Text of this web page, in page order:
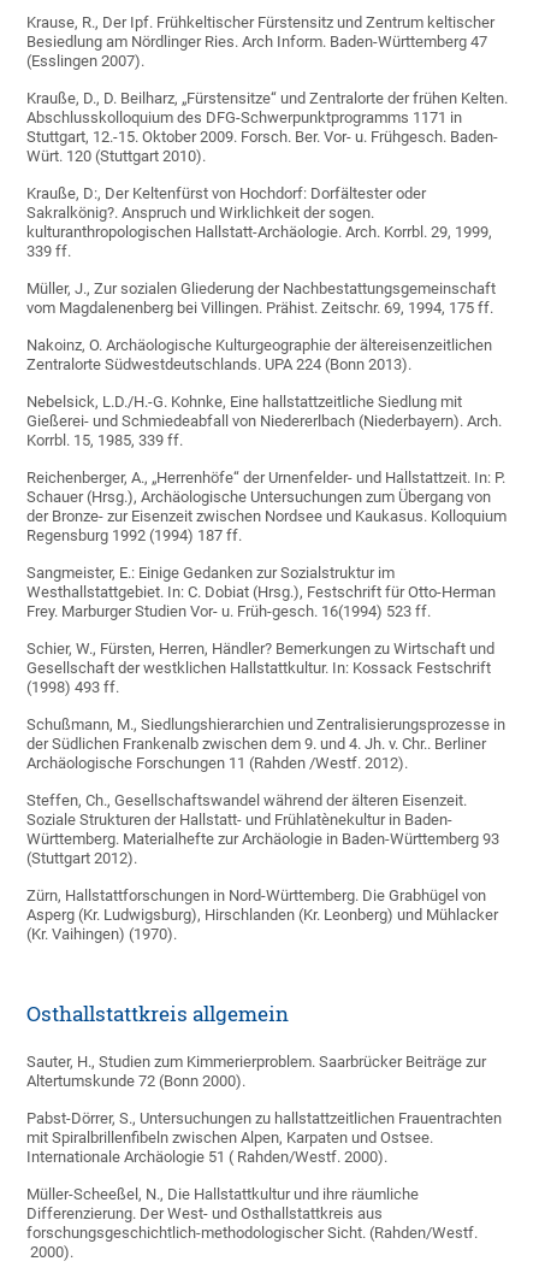
Krause, R., Der Ipf. Frühkeltischer Fürstensitz und Zentrum keltischer
Besiedlung am Nördlinger Ries. Arch Inform. Baden-Württemberg 47
(Esslingen 2007).
Krauße, D., D. Beilharz, „Fürstensitze“ und Zentralorte der frühen Kelten.
Abschlusskolloquium des DFG-Schwerpunktprogramms 1171 in
Stuttgart, 12.-15. Oktober 2009. Forsch. Ber. Vor- u. Frühgesch. Baden-
Würt. 120 (Stuttgart 2010).
Krauße, D:, Der Keltenfürst von Hochdorf: Dorfältester oder
Sakralkönig?. Anspruch und Wirklichkeit der sogen.
kulturanthropologischen Hallstatt-Archäologie. Arch. Korrbl. 29, 1999,
339 ff.
Müller, J., Zur sozialen Gliederung der Nachbestattungsgemeinschaft
vom Magdalenenberg bei Villingen. Prähist. Zeitschr. 69, 1994, 175 ff.
Nakoinz, O. Archäologische Kulturgeographie der ältereisenzeitlichen
Zentralorte Südwestdeutschlands. UPA 224 (Bonn 2013).
Nebelsick, L.D./H.-G. Kohnke, Eine hallstattzeitliche Siedlung mit
Gießerei- und Schmiedeabfall von Niedererlbach (Niederbayern). Arch.
Korrbl. 15, 1985, 339 ff.
Reichenberger, A., „Herrenhöfe“ der Urnenfelder- und Hallstattzeit. In: P.
Schauer (Hrsg.), Archäologische Untersuchungen zum Übergang von
der Bronze- zur Eisenzeit zwischen Nordsee und Kaukasus. Kolloquium
Regensburg 1992 (1994) 187 ff.
Sangmeister, E.: Einige Gedanken zur Sozialstruktur im
Westhallstattgebiet. In: C. Dobiat (Hrsg.), Festschrift für Otto-Herman
Frey. Marburger Studien Vor- u. Früh-gesch. 16(1994) 523 ff.
Schier, W., Fürsten, Herren, Händler? Bemerkungen zu Wirtschaft und
Gesellschaft der westklichen Hallstattkultur. In: Kossack Festschrift
(1998) 493 ff.
Schußmann, M., Siedlungshierarchien und Zentralisierungsprozesse in
der Südlichen Frankenalb zwischen dem 9. und 4. Jh. v. Chr.. Berliner
Archäologische Forschungen 11 (Rahden /Westf. 2012).
Steffen, Ch., Gesellschaftswandel während der älteren Eisenzeit.
Soziale Strukturen der Hallstatt- und Frühlatènekultur in Baden-
Württemberg. Materialhefte zur Archäologie in Baden-Württemberg 93
(Stuttgart 2012).
Zürn, Hallstattforschungen in Nord-Württemberg. Die Grabhügel von
Asperg (Kr. Ludwigsburg), Hirschlanden (Kr. Leonberg) und Mühlacker
(Kr. Vaihingen) (1970).
Osthallstattkreis allgemein
Sauter, H., Studien zum Kimmerierproblem. Saarbrücker Beiträge zur
Altertumskunde 72 (Bonn 2000).
Pabst-Dörrer, S., Untersuchungen zu hallstattzeitlichen Frauentrachten
mit Spiralbrillenfibeln zwischen Alpen, Karpaten und Ostsee.
Internationale Archäologie 51 ( Rahden/Westf. 2000).
Müller-Scheeßel, N., Die Hallstattkultur und ihre räumliche
Differenzierung. Der West- und Osthallstattkreis aus
forschungsgeschichtlich-methodologischer Sicht. (Rahden/Westf.
2000).